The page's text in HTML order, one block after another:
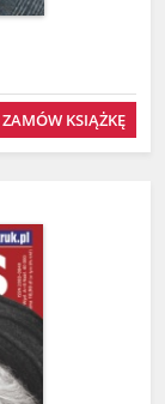
ZAMÓW KSIĄŻKĘ